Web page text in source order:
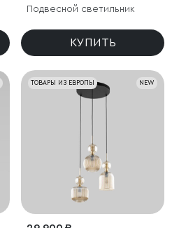
Подвесной светильник
КУПИТЬ
NEW
ТОВАРЫ ИЗ ЕВРОПЫ